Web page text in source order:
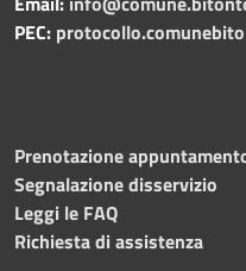
PEC:
Prenotazione
Segnalazione disservizio
Leggi le FAQ
Richiesta di assistenza